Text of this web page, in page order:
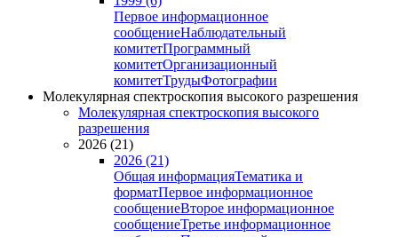
Первое информационное
сообщениеНаблюдательный
комитетПрограммный
комитетОрганизационный
комитетТрудыФотографии
Молекулярная спектроскопия высокого разрешения
Молекулярная спектроскопия высокого
разрешения
2026 (21)
2026 (21)
Общая информацияТематика и
форматПервое информационное
сообщениеВторое информационное
сообщениеТретье информационное